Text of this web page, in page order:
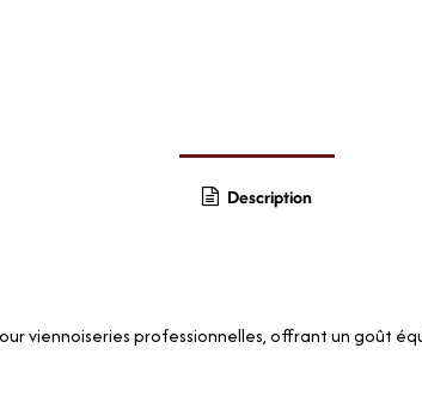
Description
viennoiseries professionnelles, offrant un goût